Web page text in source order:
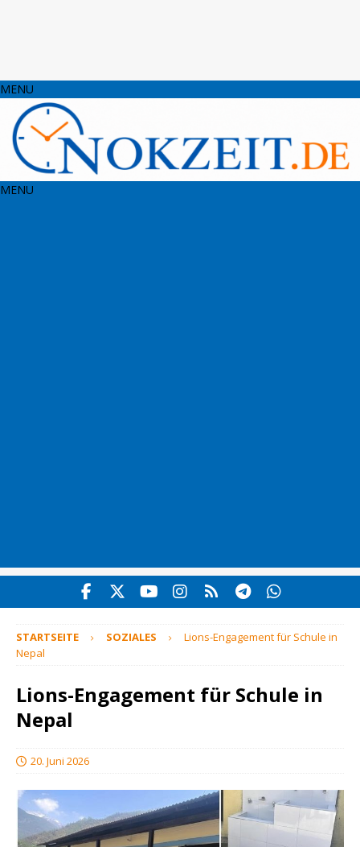
MENU
MENU
STARTSEITE SOZIALES
Lions-Engagement für Schule in
Nepal
Lions-Engagement für Schule in
Nepal
20. Juni 2026